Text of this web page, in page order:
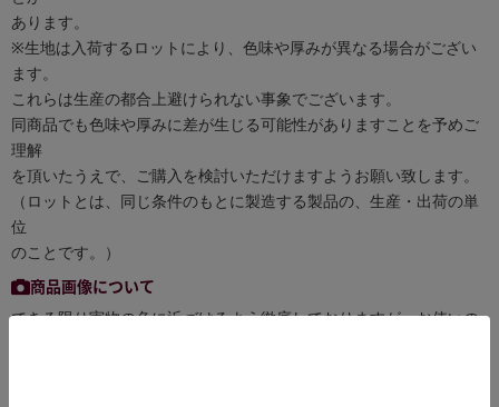
あります。
※生地は入荷するロットにより、色味や厚みが異なる場合がござい
ます。
これらは生産の都合上避けられない事象でございます。
同商品でも色味や厚みに差が生じる可能性がありますことを予めご
理解
を頂いたうえで、ご購入を検討いただけますようお願い致します。
（ロットとは、同じ条件のもとに製造する製品の、生産・出荷の単
位
のことです。）
商品画像について
できる限り実物の色に近づけるよう徹底しておりますが、お使いの